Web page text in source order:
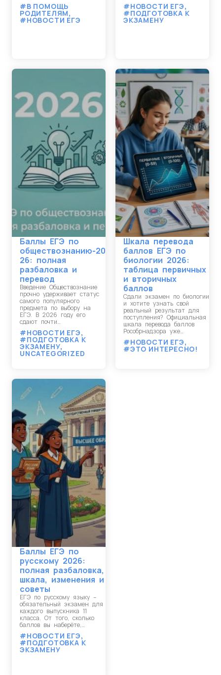
#В ПОМОЩЬ
РОДИТЕЛЯМ,
#НОВОСТИ ЕГЭ
#НОВОСТИ ЕГЭ,
#ПОДГОТОВКА К
ЭКЗАМЕНУ
Баллы ЕГЭ по
обществознанию-20
26: полная
разбаловка и
перевод
Введение Обществознание
прочно удерживает статус
самого популярного
предмета по выбору на
ЕГЭ. В 2026 году его
сдают почти…
#НОВОСТИ ЕГЭ,
#ПОДГОТОВКА К
ЭКЗАМЕНУ,
UNCATEGORIZED
Шкала перевода
баллов ЕГЭ по
биологии 2026:
таблица первичных
и вторичных
баллов
Сдали экзамен по биологии
и хотите узнать свой
реальный результат для
поступления? Официальная
шкала перевода баллов
Рособрнадзора уже…
#НОВОСТИ ЕГЭ,
#ЭТО ИНТЕРЕСНО!
Баллы ЕГЭ по
русскому 2026:
полная разбаловка,
шкала, изменения и
советы
ЕГЭ по русскому языку –
обязательный экзамен для
каждого выпускника 11
класса. От того, сколько
баллов вы наберёте,…
#НОВОСТИ ЕГЭ,
#ПОДГОТОВКА К
ЭКЗАМЕНУ